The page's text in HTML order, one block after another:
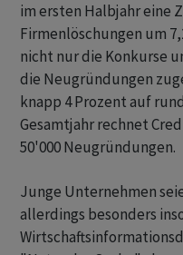
im ersten Halbjahr eine
Firmenlöschungen um
nicht nur die Konkurse
die Neugründungen
knapp 4 Prozent auf
Gesamtjahr rechnet
50'000 Neugründungen.
Junge Unternehmen
allerdings besonders